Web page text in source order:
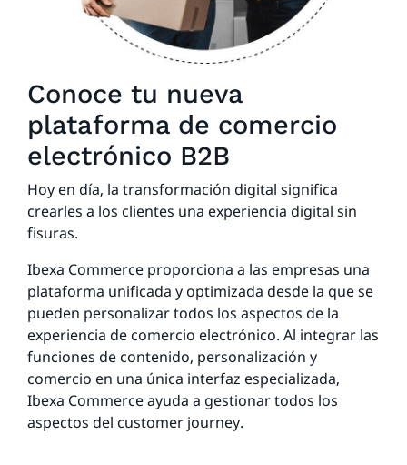
Conoce tu nueva
plataforma de comercio
electrónico B2B
Hoy en día, la transformación digital significa
crearles a los clientes una experiencia digital sin
fisuras.
Ibexa Commerce proporciona a las empresas una
plataforma unificada y optimizada desde la que se
pueden personalizar todos los aspectos de la
experiencia de comercio electrónico. Al integrar las
funciones de contenido, personalización y
comercio en una única interfaz especializada,
Ibexa Commerce ayuda a gestionar todos los
aspectos del customer journey.